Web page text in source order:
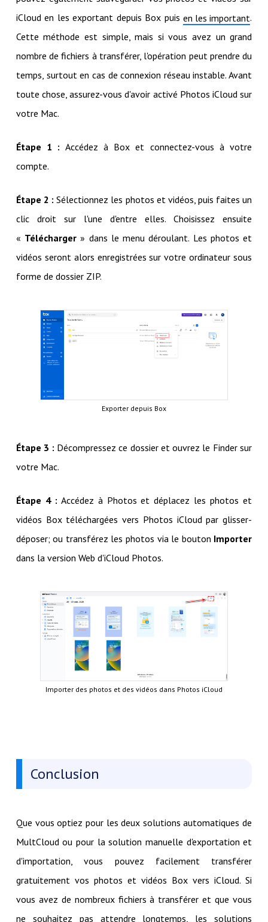
iCloud en les exportant depuis Box puisen les important.
Cette méthode est simple, mais si vous avez un grand
nombre de fichiers à transférer, l'opération peut prendre du
temps, surtout en cas de connexion réseau instable. Avant
toute chose, assurez-vous d'avoir activé Photos iCloud sur
votre Mac.
Étape 1 : Accédez à Box et connectez-vous à votre
compte.
Étape 2 : Sélectionnez les photos et vidéos, puis faites un
clic droit sur l'une d'entre elles. Choisissez ensuite
« Télécharger » dans le menu déroulant. Les photos et
vidéos seront alors enregistrées sur votre ordinateur sous
forme de dossier ZIP.
Exporter depuis Box
Étape 3 : Décompressez ce dossier et ouvrez le Finder sur
votre Mac.
Étape 4 : Accédez à Photos et déplacez les photos et
vidéos Box téléchargées vers Photos iCloud par glisser-
déposer; ou transférez les photos via le bouton Importer
dans la version Web d'iCloud Photos.
Importer des photos et des vidéos dans Photos iCloud
Conclusion ​
Que vous optiez pour les deux solutions automatiques de
MultCloud ou pour la solution manuelle d'exportation et
d'importation, vous pouvez facilement transférer
gratuitement vos photos et vidéos Box vers iCloud. Si
vous avez de nombreux fichiers à transférer et que vous
ne souhaitez pas attendre longtemps, les solutions